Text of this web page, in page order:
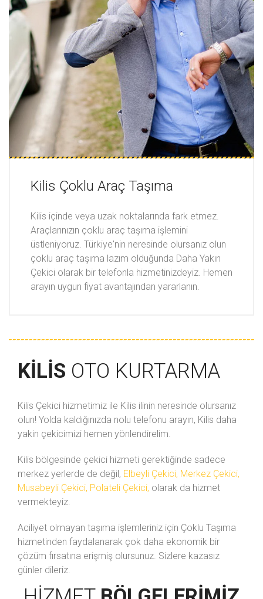
Kilis Çoklu Araç Taşıma
Kilis içinde veya uzak noktalarında fark etmez.
Araçlarınızın çoklu araç taşıma işlemini
üstleniyoruz. Türkiye'nin neresinde olursanız olun
çoklu araç taşıma lazım olduğunda Daha Yakın
Çekici olarak bir telefonla hizmetinizdeyiz. Hemen
arayın uygun fiyat avantajından yararlanın.
KILIS OTO KURTARMA
Kilis Çekici hizmetimiz ile Kilis ilinin neresinde olursanız
olun! Yolda kaldığınızda nolu telefonu arayın, Kilis daha
yakin çekicimizi hemen yönlendirelim.
Kilis bölgesinde çekici hizmeti gerektiğinde sadece
merkez yerlerde de değil, Elbeyli Çekici, Merkez Çekici,
Musabeyli Çekici, Polateli Çekici, olarak da hizmet
vermekteyiz.
Aciliyet olmayan taşıma işlemleriniz için Çoklu Taşıma
hizmetinden faydalanarak çok daha ekonomik bir
çözüm fırsatına erişmiş olursunuz. Sizlere kazasız
günler dileriz.